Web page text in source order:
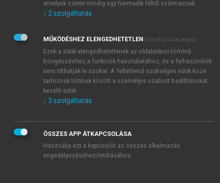
Kérek értesítést a MeRSZ újdonságairól, akcióiról.
Kérek értesítést az Akadémiai Kiadó Zrt. újdonságairól,
Adatkezelési tájékoztatóbanfoglaltakat tudomásul
veszem és elfogadom.
Általános vásárlási feltételeket, valamint a szotar.netés a
mersz.huoldalak licencszerződéseiben foglaltakat
tudomásul veszem és elfogadom.
KIPRÓBÁLOM
amelyek szinte mindig egy harmadik féltől származnak.
↓ 2 szolgáltatás
MŰKÖDÉSHEZ ELENGEDHETETLEN (mindig szükséges)
Ezek a sütik elengedhetetlenek az oldalunkon történő
böngészéshez,a funkciók használatához, és a felhasználók
nem tilthatják le azokat. A feltétlenül szükséges sütik közé
tartoznak többek között a személyre szabott beállításokat
kezelő sütik.
↓ 3 szolgáltatás
ÖSSZES APP ÁTKAPCSOLÁSA
Használja ezt a kapcsolót az összes alkalmazás
engedélyezéséhez/letiltásához.